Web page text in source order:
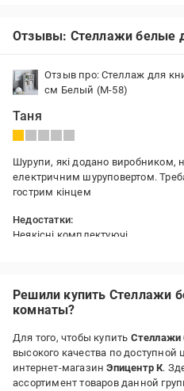
Отзывы: Стеллажи белые
Отзыв про: Стеллаж для
см Белый (M-58)
Таня
Шурупи, які додано виробником,
електричним шуруповертом.
гострим кінцем
Недостатки:
Неякісні комплектуючі
Решили купить Стеллажи
комнаты?
Для того, чтобы купить Стеллажи
высокого качества по доступной
интернет-магазинЭпицентр К.
ассортимент товаров данной